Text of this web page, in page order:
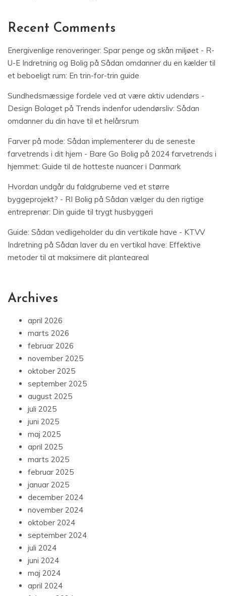
Recent Comments
Energivenlige renoveringer: Spar penge og skån miljøet - R-
U-E Indretning og Bolig på Sådan omdanner du en kælder til
et beboeligt rum: En trin-for-trin guide
Sundhedsmæssige fordele ved at være aktiv udendørs -
Design Bolaget på Trends indenfor udendørsliv: Sådan
omdanner du din have til et helårsrum
Farver på mode: Sådan implementerer du de seneste
farvetrends i dit hjem - Bare Go Bolig på 2024 farvetrends i
hjemmet: Guide til de hotteste nuancer i Danmark
Hvordan undgår du faldgruberne ved et større
byggeprojekt? - RI Bolig på Sådan vælger du den rigtige
entreprenør: Din guide til trygt husbyggeri
Guide: Sådan vedligeholder du din vertikale have - KTVV
Indretning på Sådan laver du en vertikal have: Effektive
metoder til at maksimere dit planteareal
Archives
april 2026
marts 2026
februar 2026
november 2025
oktober 2025
september 2025
august 2025
juli 2025
juni 2025
maj 2025
april 2025
marts 2025
februar 2025
januar 2025
december 2024
november 2024
oktober 2024
september 2024
juli 2024
juni 2024
maj 2024
april 2024